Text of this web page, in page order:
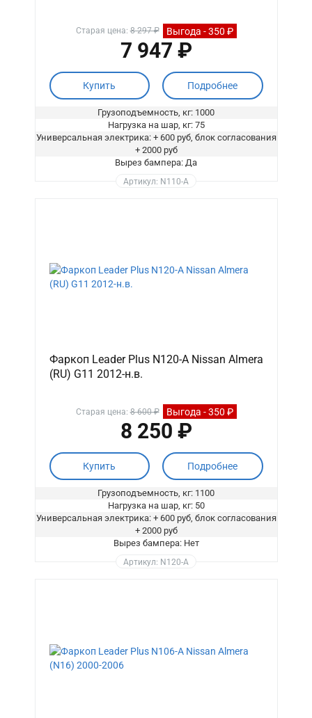
Старая цена:8 297 ₽ Выгода - 350 ₽
7 947 ₽
Купить Подробнее
Грузоподъемность, кг: 1000
Нагрузка на шар, кг: 75
Универсальная электрика: + 600 руб, блок согласования
+ 2000 руб
Вырез бампера: Да
Артикул: N110-A
Фаркоп Leader Plus N120-A Nissan Almera
(RU) G11 2012-н.в.
Старая цена:8 600 ₽ Выгода - 350 ₽
8 250 ₽
Купить Подробнее
Грузоподъемность, кг: 1100
Нагрузка на шар, кг: 50
Универсальная электрика: + 600 руб, блок согласования
+ 2000 руб
Вырез бампера: Нет
Артикул: N120-A